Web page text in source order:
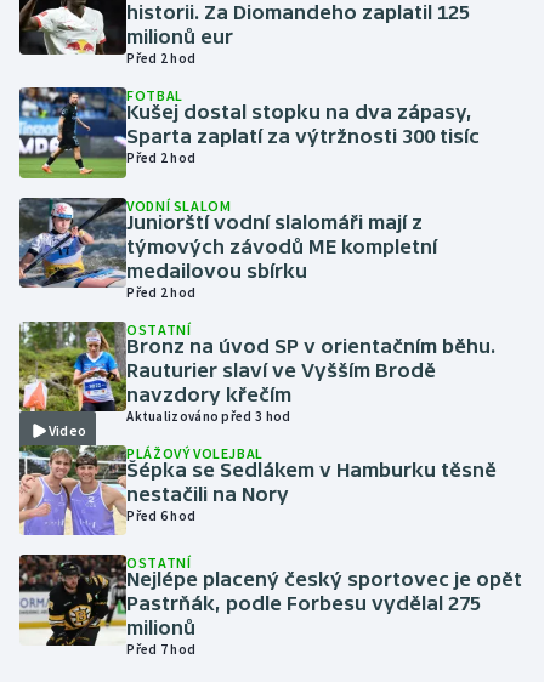
Gymnastika
Házená
Jezdectví
Judo
Krasobruslení
Lezení
Lyže a snowboard
Moderní pětiboj
Motorsport
Olympijské hry
Parasport
historii. Za Diomandeho zaplatil 125
milionů eur
Před 2 hod
FOTBAL
Kušej dostal stopku na dva zápasy,
Sparta zaplatí za výtržnosti 300 tisíc
Před 2 hod
VODNÍ SLALOM
Juniorští vodní slalomáři mají z
týmových závodů ME kompletní
medailovou sbírku
Před 2 hod
Video
OSTATNÍ
Bronz na úvod SP v orientačním běhu.
Rauturier slaví ve Vyšším Brodě
navzdory křečím
Aktualizováno před 3 hod
PLÁŽOVÝ VOLEJBAL
Šépka se Sedlákem v Hamburku těsně
nestačili na Nory
Před 6 hod
OSTATNÍ
Nejlépe placený český sportovec je opět
Pastrňák, podle Forbesu vydělal 275
milionů
Před 7 hod